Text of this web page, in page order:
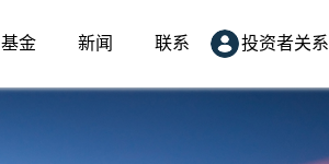
基金 新闻 联系 投资者关系